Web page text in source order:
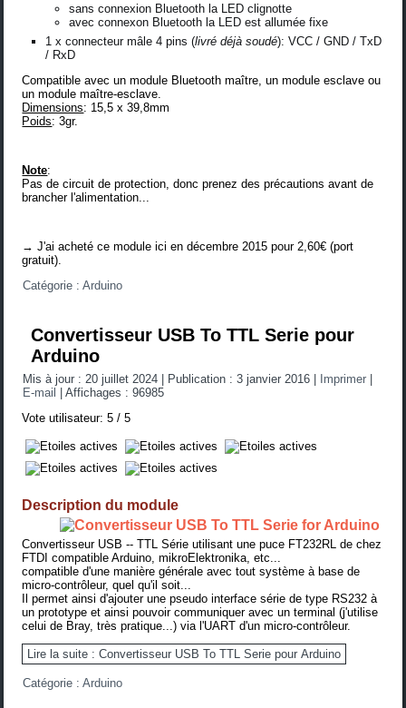
sans connexion Bluetooth la LED clignotte
avec connexon Bluetooth la LED est allumée fixe
1 x connecteur mâle 4 pins (livré déjà soudé): VCC / GND / TxD
/ RxD
Compatible avec un module Bluetooth maître, un module esclave ou
un module maître-esclave.
Dimensions: 15,5 x 39,8mm
Poids: 3gr.
Note:
Pas de circuit de protection, donc prenez des précautions avant de
brancher l'alimentation...
→ J'ai acheté ce moduleici en décembre 2015 pour 2,60€ (port
gratuit).
Catégorie :Arduino
Convertisseur USB To TTL Serie pour
Arduino
Mis à jour : 20 juillet 2024 Publication : 3 janvier 2016 Imprimer
E-mail
|Affichages : 96985
Vote utilisateur:5 /5
Description du module
Convertisseur USB -- TTL Série utilisant une puce FT232RL de chez
FTDI compatible Arduino, mikroElektronika, etc...
compatible d'une manière générale avec tout système à base de
micro-contrôleur, quel qu'il soit...
Il permet ainsi d'ajouter une pseudo interface série de type RS232 à
un prototype et ainsi pouvoir communiquer avec un terminal (j'utilise
celui de Bray, très pratique...) via l'UART d'un micro-contrôleur.
Lire la suite : Convertisseur USB To TTL Serie pour Arduino
Catégorie :Arduino